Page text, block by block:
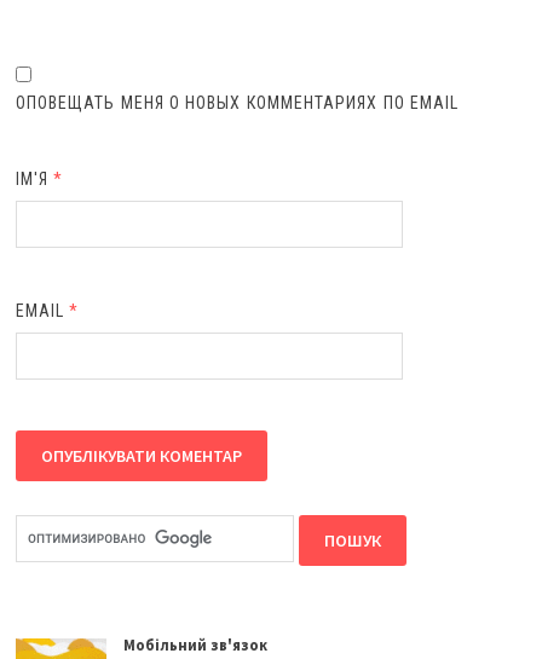
ОПОВЕЩАТЬ МЕНЯ О НОВЫХ КОММЕНТАРИЯХ ПО EMAIL
ІМ'Я*
EMAIL*